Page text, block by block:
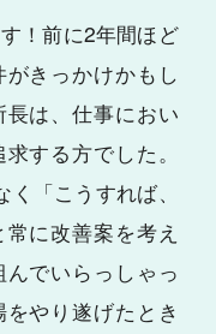
！前に2年間ほど
きっかけかもし
は、仕事におい
する方でした。
く「こうすれば、
に改善案を考え
でいらっしゃっ
やり遂げたとき